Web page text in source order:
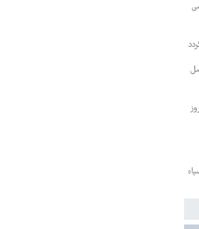
امروز